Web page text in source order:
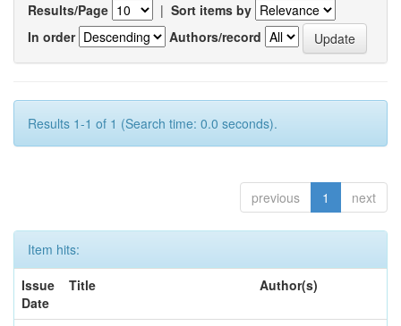
Results/Page | Sort items by
In order
Authors/record
Results 1-1 of 1 (Search time: 0.0 seconds).
previous 1 next
Item hits:
Issue
Date
Title Author(s)